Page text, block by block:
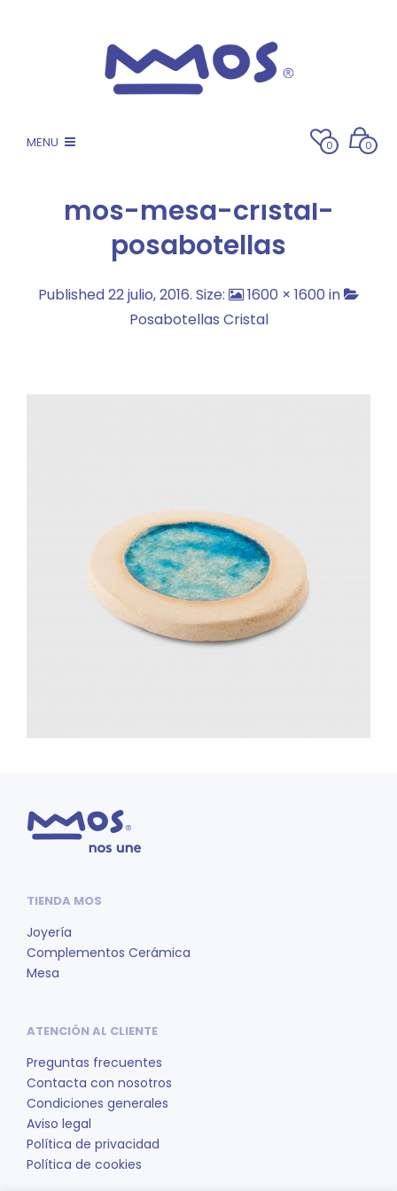
MENU 0 0
mos-mesa-cristal-
posabotellas
Published22 julio, 2016. Size: 1600 × 1600 in
Posabotellas Cristal
TIENDA MOS
Joyería
Complementos Cerámica
Mesa
ATENCIÓN AL CLIENTE
Preguntas frecuentes
Contacta con nosotros
Condiciones generales
Aviso legal
Política de privacidad
Política de cookies